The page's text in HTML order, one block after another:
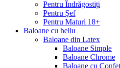
Pentru Îndrăgostiți
Pentru Șef
Pentru Maturi 18+
Baloane cu heliu
Baloane din Latex
Baloane Simple
Baloane Chrome
Baloane cu